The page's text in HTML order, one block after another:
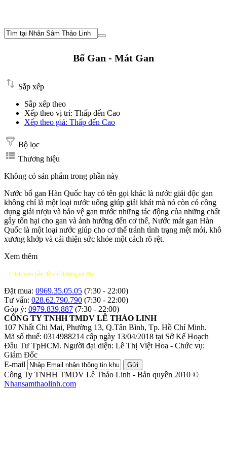
Bổ Gan - Mát Gan
Sắp xếp
Sắp xếp theo
Xếp theo vị trí: Thấp đến Cao
Xếp theo giá: Thấp đến Cao
Bộ lọc
Thương hiệu
Không có sản phẩm trong phần này
Nước bổ gan Hàn Quốc hay có tên gọi khác là nước giải độc gan
không chỉ là một loại nước uống giúp giải khát mà nó còn có công
dụng giải rượu và bảo vệ gan trước những tác động của những chất
gây tổn hại cho gan và ảnh hưởng đến cơ thể, Nước mát gan Hàn
Quốc là một loại nước giúp cho cơ thể tránh tình trạng mệt mỏi, khô
xương khớp và cải thiện sức khỏe một cách rõ rệt.
Xem thêm
Click xem bản đồ chỉ đường tại đây
Đặt mua: 0969.35.05.05 (7:30 - 22:00)
Tư vấn: 028.62.790.790 (7:30 - 22:00)
Góp ý: 0979.839.887 (7:30 - 22:00)
CÔNG TY TNHH TMDV LÊ THẢO LINH
107 Nhất Chi Mai, Phường 13, Q.Tân Bình, Tp. Hồ Chí Minh.
Mã số thuế: 0314988214 cấp ngày 13/04/2018 tại Sở Kế Hoạch
Đầu Tư TpHCM. Người đại diện: Lê Thị Việt Hoa - Chức vụ:
Giám Đốc
E-mail
Gửi
Công Ty TNHH TMDV Lê Thảo Linh - Bản quyền 2010 ©
Nhansamthaolinh.com